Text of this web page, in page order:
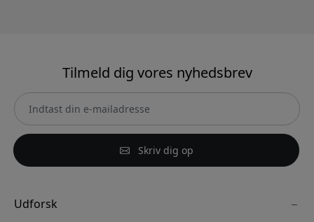
Tilmeld dig vores nyhedsbrev
Skriv dig op
Udforsk